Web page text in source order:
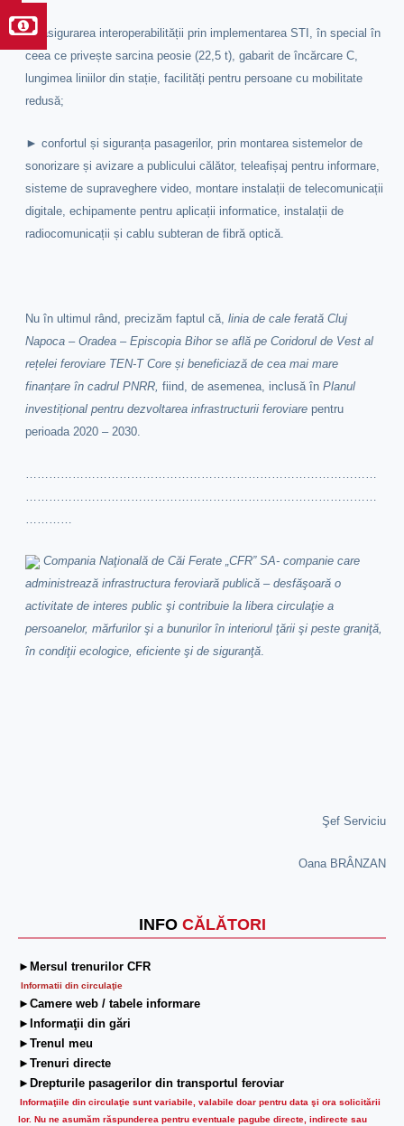
INFO CĂLĂTORI
►Mersul trenurilor CFR
Informatii din circulaţie
►Camere web / tabele informare
►Informaţii din gări
►Trenul meu
►Trenuri directe
►Drepturile pasagerilor din transportul feroviar
Informaţiile din circulaţie sunt variabile, valabile doar pentru data şi ora solicitării
lor. Nu ne asumăm răspunderea pentru eventuale pagube directe, indirecte sau
►
asigurarea interoperabilității prin implementarea STI, în special în
ceea ce privește sarcina peosie (22,5 t), gabarit de încărcare C,
lungimea liniilor din stație, facilități pentru persoane cu mobilitate
redusă;
►confortul și siguranța pasagerilor, prin montarea sistemelor de
sonorizare și avizare a publicului călător, teleafișaj pentru informare,
sisteme de supraveghere video, montare instalații de telecomunicații
digitale, echipamente pentru aplicații informatice, instalații de
radiocomunicații și cablu subteran de fibră optică.
Nu în ultimul rând, precizăm faptul că,linia de cale ferată Cluj
Napoca – Oradea – Episcopia Bihor se află pe Coridorul de Vest al
rețelei feroviare TEN-T Core și beneficiază de cea mai mare
finanțare în cadrul PNRR, fiind, de asemenea, inclusă înPlanul
investițional pentru dezvoltarea infrastructurii feroviare pentru
perioada 2020 – 2030.
Compania Naţională de Căi Ferate „CFR” SA- companie care
administrează infrastructura feroviară publică – desfăşoară o
activitate de interes public şi contribuie la libera circulaţie a
persoanelor, mărfurilor şi a bunurilor în interiorul ţării şi peste graniţă,
în condiţii ecologice, eficiente şi de siguranţă.
Şef Serviciu
Oana BRÂNZAN